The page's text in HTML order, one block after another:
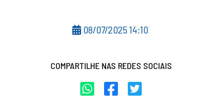
08/07/2025 14:10
COMPARTILHE NAS REDES SOCIAIS